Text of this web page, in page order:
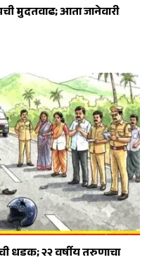
मुदतवाढ; आता जानेवारी
धडक; २२ वर्षीय तरुणाचा